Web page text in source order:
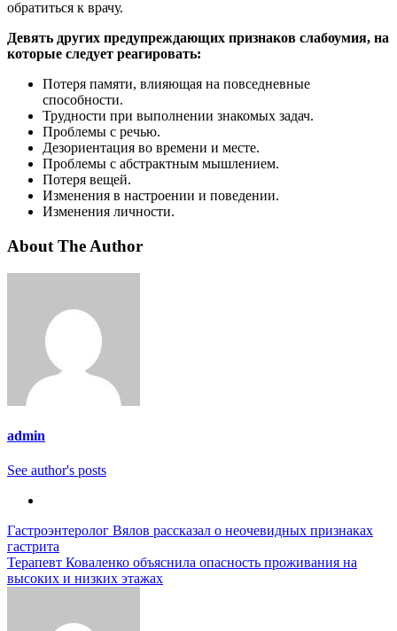
обратиться к врачу.
Девять других предупреждающих признаков слабоумия, на
которые следует реагировать:
Потеря памяти, влияющая на повседневные
способности.
Трудности при выполнении знакомых задач.
Проблемы с речью.
Дезориентация во времени и месте.
Проблемы с абстрактным мышлением.
Потеря вещей.
Изменения в настроении и поведении.
Изменения личности.
About The Author
admin
See author's posts
Навигация
по
записям
Гастроэнтеролог Вялов рассказал о неочевидных признаках
гастрита
Терапевт Коваленко объяснила опасность проживания на
высоких и низких этажах